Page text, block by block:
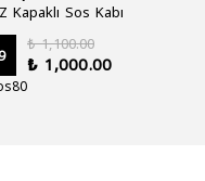
Kapaklı Sos Kabı
₺ 1,100.00
₺ 1,000.00